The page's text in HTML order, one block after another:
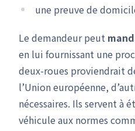
une preuve de
Le demandeur peut
en lui fournissant une
deux-roues proviendrait
l’Union européenne,
nécessaires. Ils servent à
véhicule aux normes